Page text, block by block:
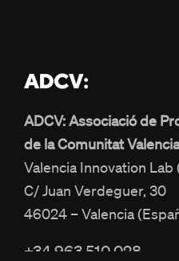
ADCV: Associació de
de la Comunitat
Valencia Innovation Lab
C/ Juan Verdeguer, 30
46024 – Valencia
+34 963 510 028